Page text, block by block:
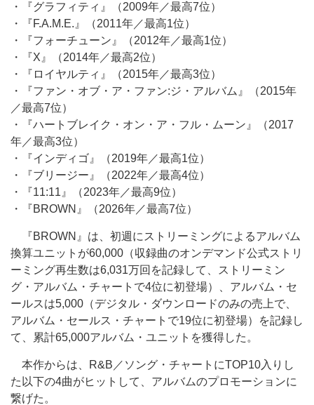
・『グラフィティ』（2009年／最高7位）
・『F.A.M.E.』（2011年／最高1位）
・『フォーチューン』（2012年／最高1位）
・『X』（2014年／最高2位）
・『ロイヤルティ』（2015年／最高3位）
・『ファン・オブ・ア・ファン:ジ・アルバム』（2015年
／最高7位）
・『ハートブレイク・オン・ア・フル・ムーン』（2017
年／最高3位）
・『インディゴ』（2019年／最高1位）
・『ブリージー』（2022年／最高4位）
・『11:11』（2023年／最高9位）
・『BROWN』（2026年／最高7位）
『BROWN』は、初週にストリーミングによるアルバム
換算ユニットが60,000（収録曲のオンデマンド公式ストリ
ーミング再生数は6,031万回を記録して、ストリーミン
グ・アルバム・チャートで4位に初登場）、アルバム・セ
ールスは5,000（デジタル・ダウンロードのみの売上で、
アルバム・セールス・チャートで19位に初登場）を記録し
て、累計65,000アルバム・ユニットを獲得した。
本作からは、R&B／ソング・チャートにTOP10入りし
た以下の4曲がヒットして、アルバムのプロモーションに
繋げた。